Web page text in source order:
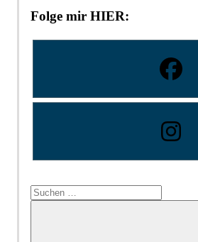
Folge mir HIER:
Suchen
nach: